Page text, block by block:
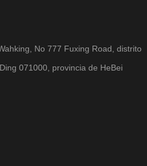
No 777 Fuxing Road, distrito
071000, provincia de HeBei